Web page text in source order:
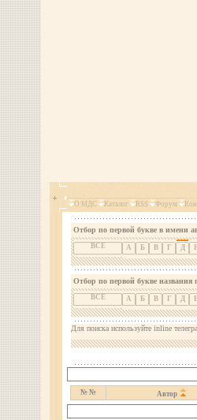
О МДС Каталог RSS Форум
Отбор по первой букве в имени
ВСЕ А Б В Г Д
Отбор по первой букве названия
ВСЕ А Б В Г Д
Для поиска используйте inline
№ № Автор